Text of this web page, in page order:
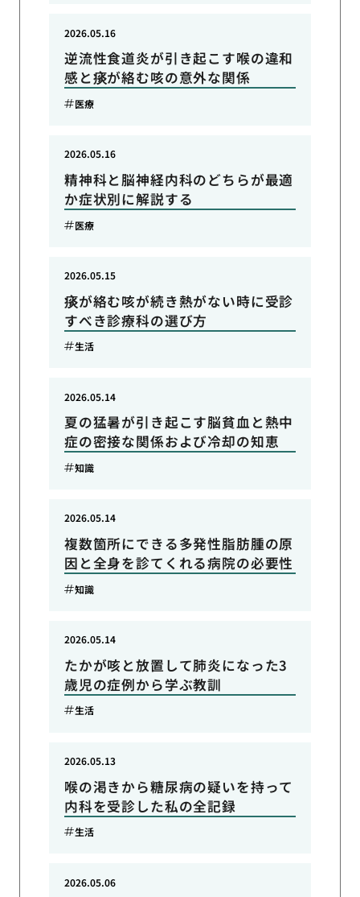
逆流性食道炎が引き起こす喉の違和
感と痰が絡む咳の意外な関係
2026.05.16
医療
精神科と脳神経内科のどちらが最適
か症状別に解説する
2026.05.16
医療
痰が絡む咳が続き熱がない時に受診
すべき診療科の選び方
2026.05.15
生活
夏の猛暑が引き起こす脳貧血と熱中
症の密接な関係および冷却の知恵
2026.05.14
知識
複数箇所にできる多発性脂肪腫の原
因と全身を診てくれる病院の必要性
2026.05.14
知識
たかが咳と放置して肺炎になった3
歳児の症例から学ぶ教訓
2026.05.14
生活
喉の渇きから糖尿病の疑いを持って
内科を受診した私の全記録
2026.05.13
生活
2026.05.06